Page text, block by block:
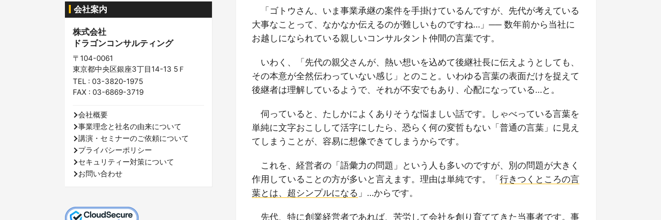
「ゴトウさん、いま事業承継の案件を手掛けているんですが、先代が考えている
大事なことって、なかなか伝えるのが難しいものですね…」── 数年前から当社に
お越しになられている親しいコンサルタント仲間の言葉です。
いわく、「先代の親父さんが、熱い想いを込めて後継社長に伝えようとしても、
その本意が全然伝わっていない感じ」とのこと。いわゆる言葉の表面だけを捉えて
後継者は理解しているようで、それが不安でもあり、心配になっている…と。
伺っていると、たしかによくありそうな悩ましい話です。しゃべっている言葉を
単純に文字おこしして活字にしたら、恐らく何の変哲もない「普通の言葉」に見え
てしまうことが、容易に想像できてしまうからです。
これを、経営者の「語彙力の問題」という人も多いのですが、別の問題が大きく
作用していることの方が多いと言えます。理由は単純です。「 行きつくところの言
葉とは、超シンプルになる 」…からです。
先代、特に創業経営者であれば、苦労して会社を創り育ててきた当事者です。事
会社案内
株式会社
ドラゴンコンサルティング
〒104-0061
東京都中央区銀座3丁目14-13 5Ｆ
TEL : 03-3820-1975
FAX : 03-6869-3719
会社概要
事業理念と社名の由来について
講演・セミナーのご依頼について
プライバシーポリシー
セキュリティー対策について
お問い合わせ